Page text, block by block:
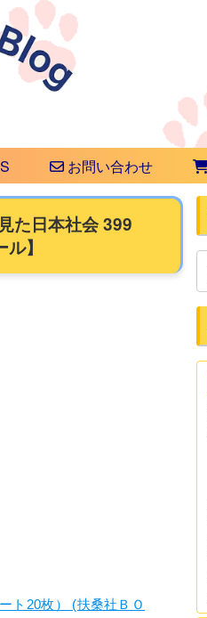
お問い合わせ
た日本社会 399
】
ト20枚） (扶桑社ＢＯ